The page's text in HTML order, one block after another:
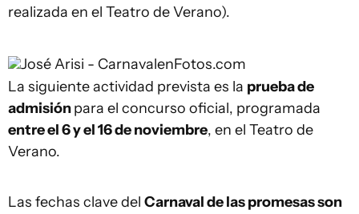
realizada en el Teatro de Verano).
José Arisi - CarnavalenFotos.com
La siguiente actividad prevista es la prueba de
admisiónpara el concurso oficial, programada
entre el 6 y el 16 de noviembre, en el Teatro de
Verano.
Las fechas clave del Carnaval de las promesas son